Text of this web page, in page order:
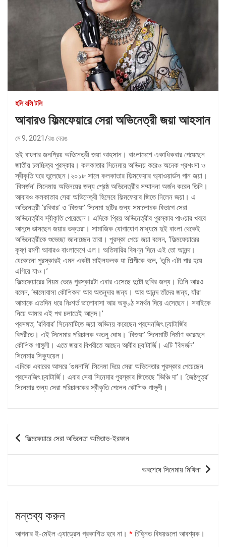
হলি বলি টলি
আবারও ফিল্মফেয়ারে সেরা অভিনেত্রী জয়া আহসান
মে 9, 2021 রঙ বেরঙ
দুই বাংলার জনপ্রিয় অভিনেত্রী জয়া আহসান। বাংলাদেশে একাধিকবার পেয়েছেন
জাতীয় চলচ্চিত্র পুরস্কার। কলকাতার সিনেমায় অভিনয় করেও অনেক প্রশংসা ও
স্বীকৃতি ঘরে তুলেছেন।২০১৮ সালে কলকাতার ফিল্মফেয়ার অ্যাওয়ার্ডস পান জয়া।
‘বিসর্জন’ সিনেমায় অভিনয়ের জন্য শ্রেষ্ঠ অভিনেত্রীর সম্মাননা অর্জন করেন তিনি।
আবারও কলকাতার সেরা অভিনেত্রী হিসেবে ফিল্মফেয়ার জিতে নিলেন জয়া। এ
অভিনেত্রী ‘রবিবার’ ও ‘বিজয়া’ সিনেমা দুটির জন্য সমালোচক বিভাগে সেরা
অভিনেত্রীর স্বীকৃতি পেয়েছেন। এদিকে প্রিয় অভিনেত্রীর পুরস্কার পাওয়ার খবরে
আনন্দে ভাসছেন জয়ার ভক্তরা। সামাজিক যোগাযোগ মাধ্যমে দুই বাংলা থেকেই
অভিনেত্রীকে শুভেচ্ছা জানাচ্ছেন তারা। পুরস্কা পেয়ে জয়া বলেন, ‘ফিল্মফেয়ারের
কৃষ্ণ রমণী আবারও বাংলাদেশে এল। অতিমারির বিষণ্ন দিনে এই তো আনন্দ।
যেকোনো পুরস্কারই এমন একটা মাইলফলক যা শিল্পীকে বলে, ‘তুমি এটা পার হয়ে
এগিয়ে যাও।’
ফিল্মফেয়ারের নিয়ম ভেঙে পুরস্কারটা এবার এসেছে দুটো ছবির জন্য। তিনি আরও
বলেন, ‘ভালোবাসা কৌশিকদা আর অতনুদার জন্য। আর আনন্দ তাঁদের জন্য, যাঁরা
আমাকে এতদিন ধরে নিঃশর্ত ভালোবাসা আর অকুণ্ঠ সমর্থন দিয়ে এসেছেন। সবাইকে
নিয়ে আমার এই পথ চলাতেই আনন্দ।’
প্রসঙ্গত, ‘রবিবার’ সিনেমাটিতে জয়া অভিনয় করেছেন প্রসেনজিৎ চ্যাটার্জির
বিপরীতে। এই সিনেমার পরিচালক অতনু ঘোষ। ‘বিজয়া’ সিনেমাটি নির্মাণ করেছেন
কৌশিক গাঙ্গুলী। এতে জয়ার বিপরীতে আছেন আবীর চ্যাটার্জি। এটি ‘বিসর্জন’
সিনেমার সিক্যুয়েল।
এদিকে এবারের আসরে ‘গুমনামি’ সিনেমা দিয়ে সেরা অভিনেতার পুরস্কার পেয়েছেন
প্রসেনজিৎ চ্যাটার্জি। এবার সেরা সিনেমার পুরস্কার জিতেছে ‘ভিঞ্চি দা’। ‘জৈষ্ঠপুত্র’
সিনেমার জন্য সেরা পরিচালকের স্বীকৃতি পেলেন কৌশিক গাঙ্গুলী।
পোস্ট
ফিল্মফেয়ারে সেরা অভিনেতা অমিতাভ-ইরফান
অবশেষে সিনেমায় মিথিলা
মন্তব্য করুন
আপনার ই-মেইল এ্যাড্রেস প্রকাশিত হবে না। * চিহ্নিত বিষয়গুলো আবশ্যক।